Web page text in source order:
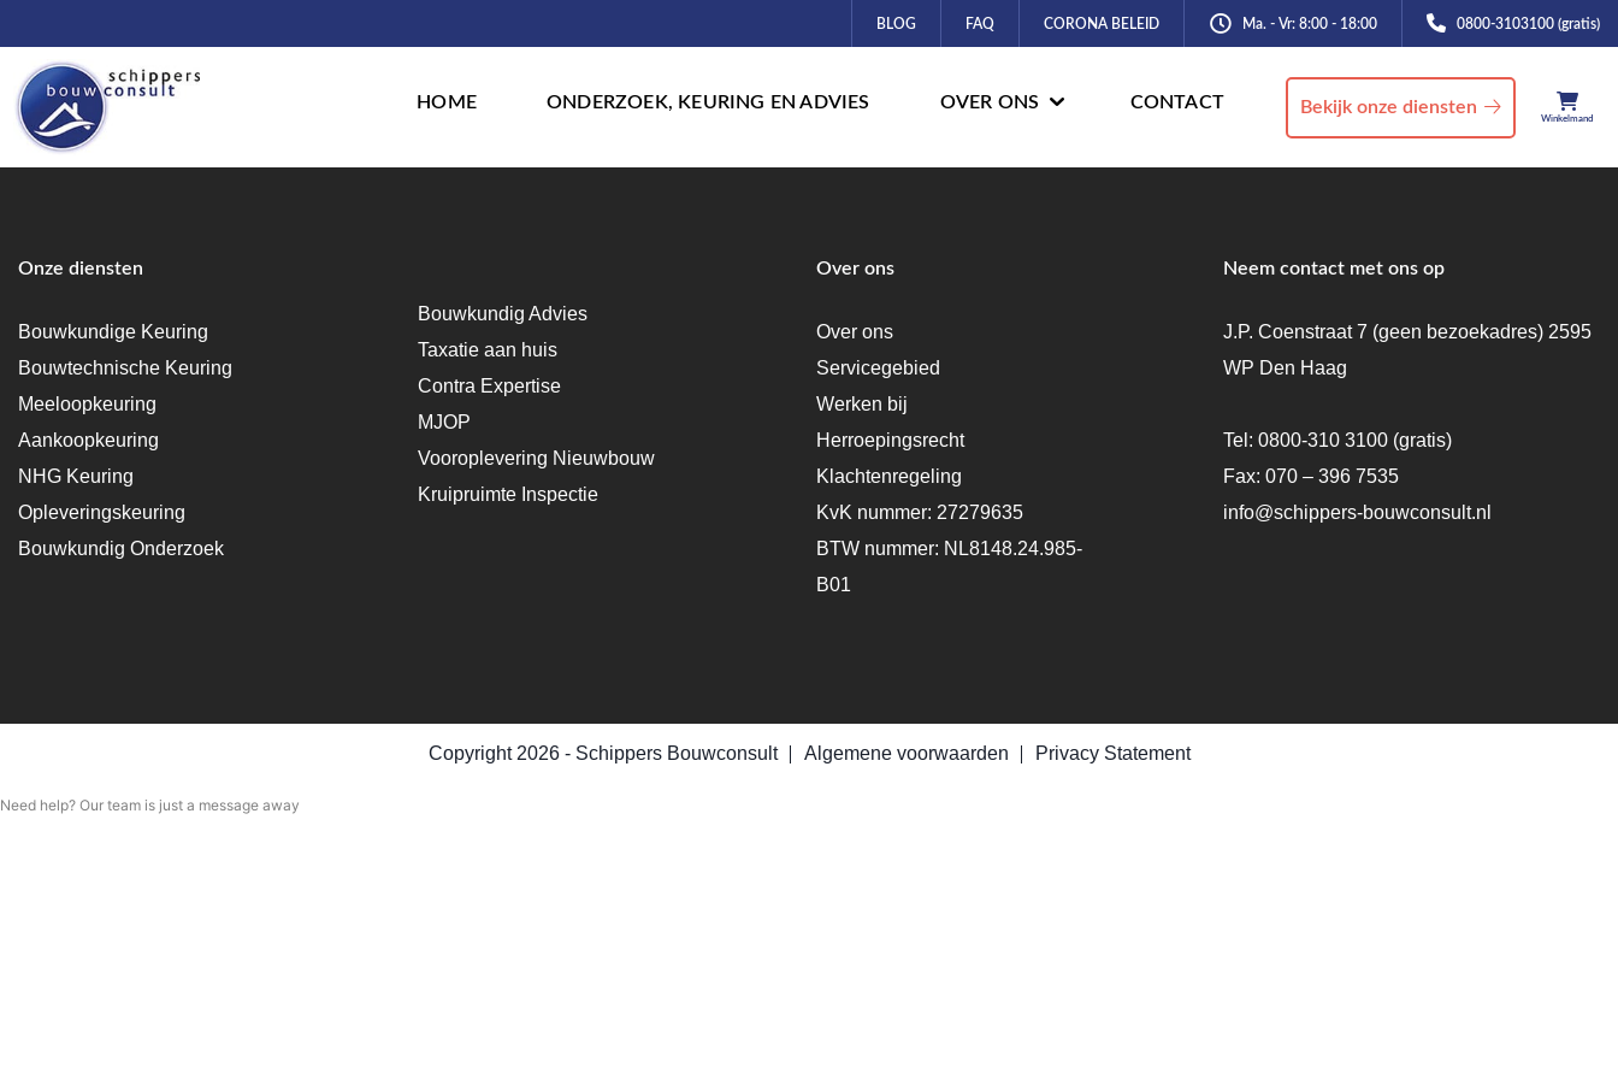
BLOG FAQ CORONA BELEID Ma. - Vr: 8:00 - 18:00 0800-3103100 (gratis)
HOME ONDERZOEK, KEURING EN ADVIES OVER ONS CONTACT
Winkelmand
Bekijk onze diensten
Onze diensten
Bouwkundige Keuring
Bouwtechnische Keuring
Meeloopkeuring
Aankoopkeuring
NHG Keuring
Opleveringskeuring
Bouwkundig Onderzoek
Bouwkundig Advies
Taxatie aan huis
Contra Expertise
MJOP
Vooroplevering Nieuwbouw
Kruipruimte Inspectie
Over ons
Over ons
Servicegebied
Werken bij
Herroepingsrecht
Klachtenregeling
KvK nummer: 27279635
BTW nummer: NL8148.24.985-
B01
Neem contact met ons op
J.P. Coenstraat 7 (geen bezoekadres) 2595
WP Den Haag
Tel: 0800-310 3100(gratis)
Fax: 070 – 396 7535
info@schippers-bouwconsult.nl
Copyright 2026 - Schippers Bouwconsult Algemene voorwaarden Privacy Statement
Need help? Our team is just a message away